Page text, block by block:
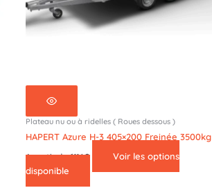
Plateau nu ou à ridelles ( Roues dessous )
HAPERT Azure H-3 405×200 Freinée 3500kg
A partir de 6114€
Voir les options
disponible